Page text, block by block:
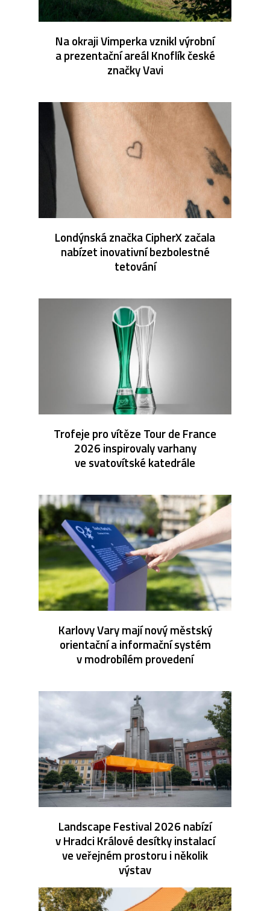
Na okraji Vimperka vznikl výrobní
a prezentační areál Knoflík české
značky Vavi
Londýnská značka CipherX začala
nabízet inovativní bezbolestné
tetování
Trofeje pro vítěze Tour de France
2026 inspirovaly varhany
ve svatovítské katedrále
Karlovy Vary mají nový městský
orientační a informační systém
v modrobílém provedení
Landscape Festival 2026 nabízí
v Hradci Králové desítky instalací
ve veřejném prostoru i několik
výstav